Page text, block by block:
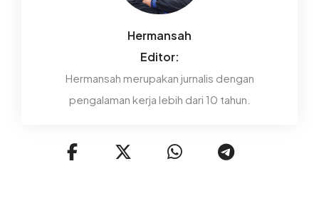
Hermansah
Editor:
Hermansah merupakan jurnalis dengan
pengalaman kerja lebih dari 10 tahun.